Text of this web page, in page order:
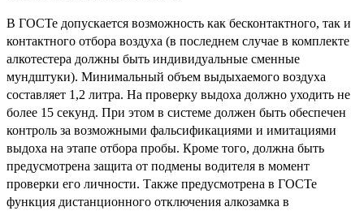
В ГОСТе допускается возможность как бесконтактного, так и
контактного отбора воздуха (в последнем случае в комплекте
алкотестера должны быть индивидуальные сменные
мундштуки). Минимальный объем выдыхаемого воздуха
составляет 1,2 литра. На проверку выдоха должно уходить не
более 15 секунд. При этом в системе должен быть обеспечен
контроль за возможными фальсификациями и имитациями
выдоха на этапе отбора пробы. Кроме того, должна быть
предусмотрена защита от подмены водителя в момент
проверки его личности. Также предусмотрена в ГОСТе
функция дистанционного отключения алкозамка в